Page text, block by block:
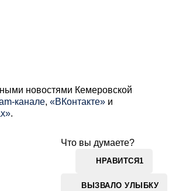
новостями Кемеровской
канале, «ВКонтакте» и
.
Что вы думаете?
НРАВИТСЯ1
ВЫЗВАЛО УЛЫБКУ